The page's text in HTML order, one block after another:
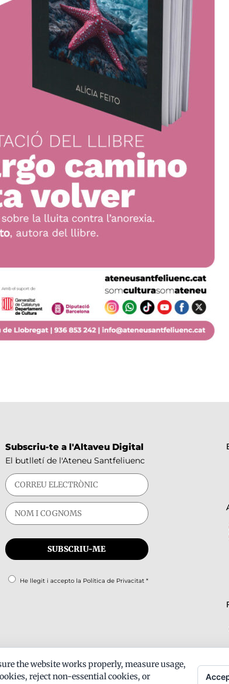
Subscriu-te a l'Altaveu Digital
El butlletí de l'Ateneu Santfeliuenc
He llegit i accepto la Política de Privacitat*
the website works properly, measure usage,
reject non-essential cookies, or